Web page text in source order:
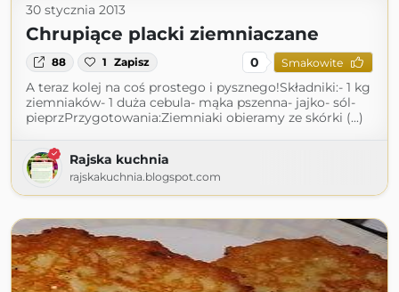
30 stycznia 2013
Chrupiące placki ziemniaczane
88 1 Zapisz 0 Smakowite
A teraz kolej na coś prostego i pysznego!Składniki:- 1 kg
ziemniaków- 1 duża cebula- mąka pszenna- jajko- sól-
pieprzPrzygotowania:Ziemniaki obieramy ze skórki (...)
Rajska kuchnia
rajskakuchnia.blogspot.com